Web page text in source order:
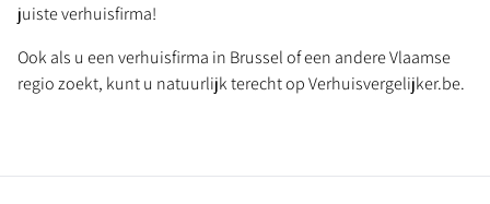
juiste verhuisfirma!
Ook als u een verhuisfirma in Brussel of een andere Vlaamse
regio zoekt, kunt u natuurlijk terecht op Verhuisvergelijker.be.